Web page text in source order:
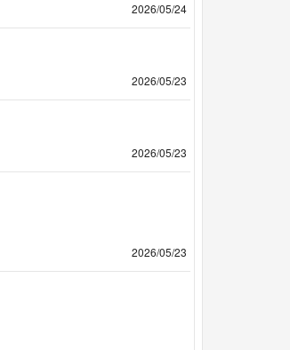
2026/05/24
2026/05/23
2026/05/23
2026/05/23